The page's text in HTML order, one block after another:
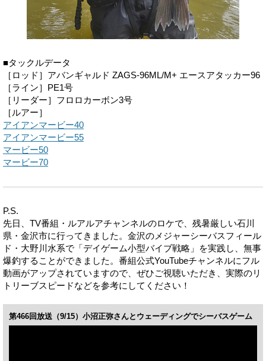
■タックルデータ
［ロッド］アバンギャルド ZAGS-96ML/M+ エースアタッカー96
［ライン］PE1号
［リーダー］フロロカーボン3号
［ルアー］
アイアンマービー40
アイアンマービー55
マービー50
マービー70
P.S.
先日、TV番組・ルアルアチャンネルのロケで、残暑厳しい石川
県・金沢市に行ってきました。金沢のメジャーシーバスフィール
ド・大野川水系で「デイゲーム小型バイブ戦略」を実践し、無事
爆釣することができました。番組公式YouTubeチャンネルにフル
動画がアップされていますので、ぜひご視聴いただき、実際のリ
トリーブスピードなどを参考にしてください！
第466回放送（9/15）小沼正弥さんとウェーディングでシーバスゲーム